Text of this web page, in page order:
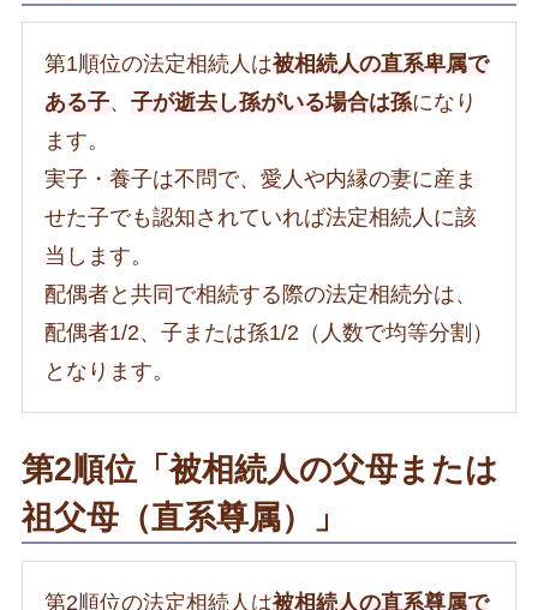
第1順位の法定相続人は被相続人の直系卑属で
ある子、 子が逝去し孫がいる場合は孫になり
ます。
実子・養子は不問で、愛人や内縁の妻に産ま
せた子でも認知されていれば法定相続人に該
当します。
配偶者と共同で相続する際の法定相続分は、
配偶者1/2、子または孫1/2（人数で均等分割）
となります。
第2順位「被相続人の父母または
祖父母（直系尊属）」
第2順位の法定相続人は被相続人の直系尊属で